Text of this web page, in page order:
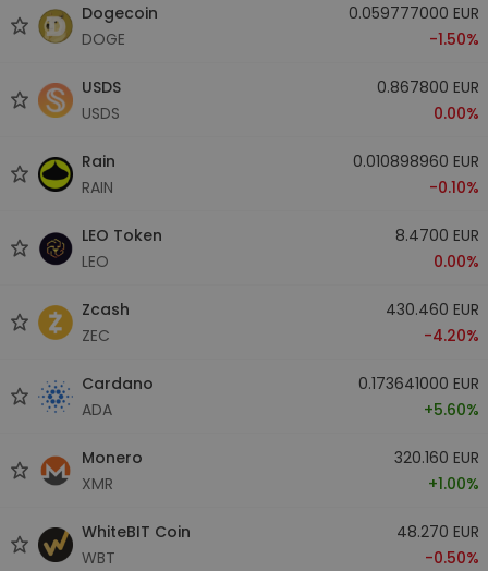
Dogecoin
DOGE
0.059777000 EUR
-1.50%
USDS
USDS
0.867800 EUR
0.00%
Rain
RAIN
0.010898960 EUR
-0.10%
LEO Token
LEO
8.4700 EUR
0.00%
Zcash
ZEC
430.460 EUR
-4.20%
Cardano
ADA
0.173641000 EUR
+5.60%
Monero
XMR
320.160 EUR
+1.00%
WhiteBIT Coin
WBT
48.270 EUR
-0.50%